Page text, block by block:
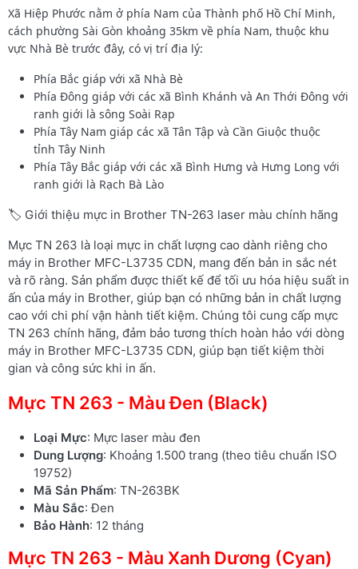
Xã Hiệp Phước nằm ở phía Nam của Thành phố Hồ Chí Minh,
cách phường Sài Gòn khoảng 35km về phía Nam, thuộc khu
vực Nhà Bè trước đây, có vị trí địa lý:
Phía Bắc giáp với xã Nhà Bè
Phía Đông giáp với các xã Bình Khánh và An Thới Đông với
ranh giới là sông Soài Rạp
Phía Tây Nam giáp các xã Tân Tập và Cần Giuộc thuộc
tỉnh Tây Ninh
Phía Tây Bắc giáp với các xã Bình Hưng và Hưng Long với
ranh giới là Rạch Bà Lào
🏷️ Giới thiệu mực in Brother TN-263 laser màu chính hãng
Mực TN 263 là loại mực in chất lượng cao dành riêng cho
máy in Brother MFC-L3735 CDN, mang đến bản in sắc nét
và rõ ràng. Sản phẩm được thiết kế để tối ưu hóa hiệu suất in
ấn của máy in Brother, giúp bạn có những bản in chất lượng
cao với chi phí vận hành tiết kiệm. Chúng tôi cung cấp mực
TN 263 chính hãng, đảm bảo tương thích hoàn hảo với dòng
máy in Brother MFC-L3735 CDN, giúp bạn tiết kiệm thời
gian và công sức khi in ấn.
Mực TN 263 - Màu Đen (Black)
Loại Mực: Mực laser màu đen
Dung Lượng: Khoảng 1.500 trang (theo tiêu chuẩn ISO
19752)
Mã Sản Phẩm: TN-263BK
Màu Sắc: Đen
Bảo Hành: 12 tháng
Mực TN 263 - Màu Xanh Dương (Cyan)